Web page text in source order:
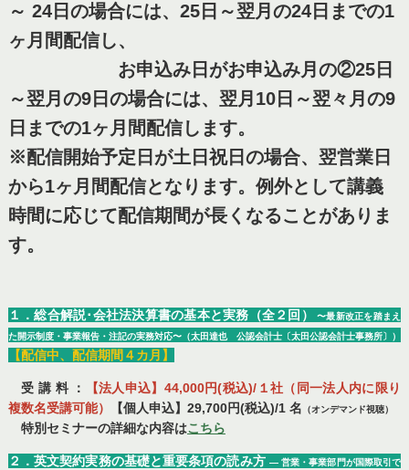
～ 24日の場合には、25日～翌月の24日までの1
ヶ月間配信し、
お申込み日がお申込み月の②25日
～翌月の9日の場合には、翌月10日～翌々月の9
日までの1ヶ月間配信します。
※配信開始予定日が土日祝日の場合、翌営業日
から1ヶ月間配信となります。例外として講義
時間に応じて配信期間が長くなることがありま
す。
１．総合解説･会社法決算書の基本と実務（全２回）
〜最新改正を踏まえ
た開示制度・事業報告・注記の実務対応〜（太田達也 公認会計士〔太田公認会計士事務所〕）
【配信中、配信期間４カ月】
受 講 料 ：
【法人申込】44,000円(税込)/１社（同一法人内に限り
複数名受講可能）
【個人申込】29,700円(税込)/1 名 （オンデマンド視聴）
特別セミナーの詳細な内容はこちら
２．英文契約実務の基礎と重要条項の読み方 ― 営業・事業部門が国際取引で